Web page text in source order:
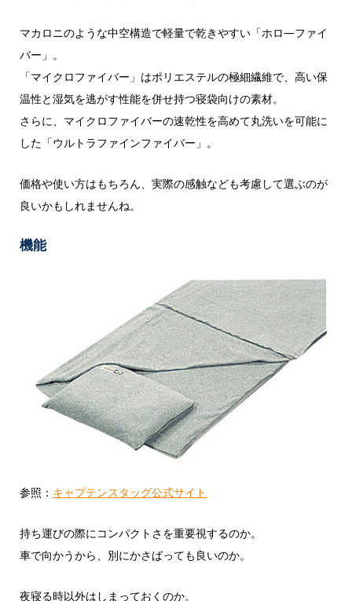
マカロニのような中空構造で軽量で乾きやすい「ホロ―ファイ
バー」。
「マイクロファイバー」はポリエステルの極細繊維で、高い保
温性と湿気を逃がす性能を併せ持つ寝袋向けの素材。
さらに、マイクロファイバーの速乾性を高めて丸洗いを可能に
した「ウルトラファインファイバー」。
価格や使い方はもちろん、実際の感触なども考慮して選ぶのが
良いかもしれませんね。
機能
参照： キャプテンスタッグ公式サイト
持ち運びの際にコンパクトさを重要視するのか。
車で向かうから、別にかさばっても良いのか。
夜寝る時以外はしまっておくのか。